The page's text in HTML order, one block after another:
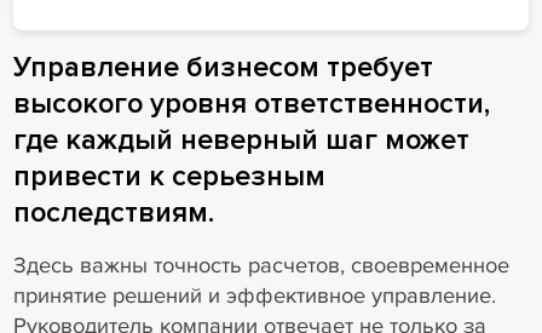
Управление бизнесом требует
высокого уровня ответственности,
где каждый неверный шаг может
привести к серьезным
последствиям.
Здесь важны точность расчетов, своевременное
принятие решений и эффективное управление.
Руководитель компании отвечает не только за